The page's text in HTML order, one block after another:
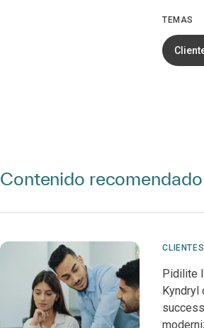
TEMAS
Contenido recomendado
CLIENTES
Pidilite
Kyndryl